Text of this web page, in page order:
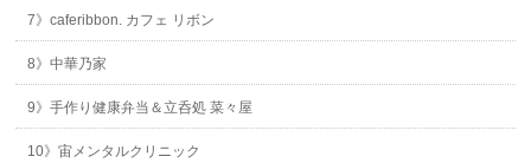
7》caferibbon. カフェ リボン
8》中華乃家
9》手作り健康弁当＆立呑処 菜々屋
10》宙メンタルクリニック